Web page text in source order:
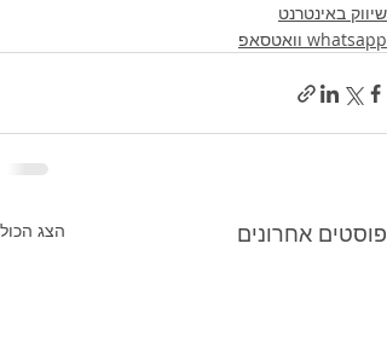
שיווק באינטרנט
whatsapp וואטסאפ
פוסטים אחרונים הצג הכול